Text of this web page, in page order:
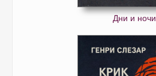
Дни и ночи